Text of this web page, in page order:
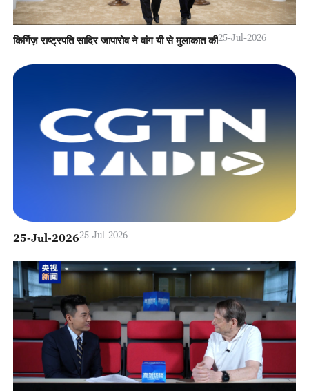
किर्गिज़ राष्ट्रपति सादिर जापारोव ने वांग यी से मुलाकात की25-Jul-2026
25-Jul-202625-Jul-2026